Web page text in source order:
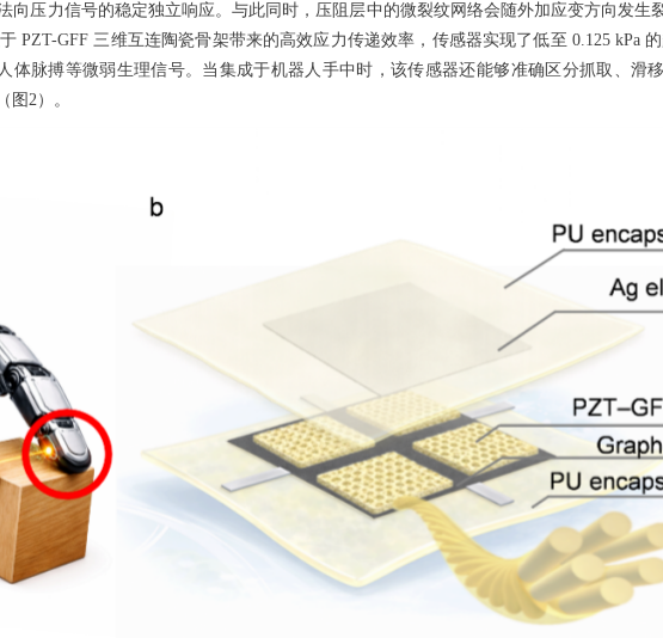
压力信号的稳定独立响应。与此同时，压阻层中的微裂纹网络会随外加应变方向发生
PZT-GFF 三维互连陶瓷骨架带来的高效应力传递效率，传感器实现了低至 0.125 kPa
体脉搏等微弱生理信号。当集成于机器人手中时，该传感器还能够准确区分抓取、滑
2）。